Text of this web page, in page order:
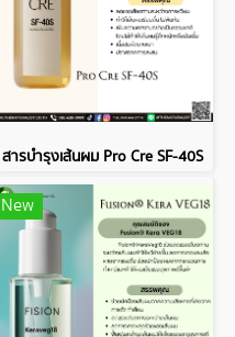
สารบำรุงเส้นผม Pro Cre SF-40S
New